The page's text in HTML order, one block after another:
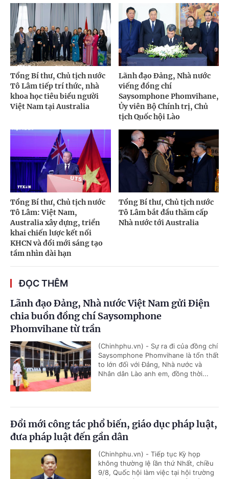
Tổng Bí thư, Chủ tịch nước
Tô Lâm tiếp trí thức, nhà
khoa học tiêu biểu người
Việt Nam tại Australia
Lãnh đạo Đảng, Nhà nước
viếng đồng chí
Saysomphone Phomvihane,
Ủy viên Bộ Chính trị, Chủ
tịch Quốc hội Lào
Tổng Bí thư, Chủ tịch nước
Tô Lâm: Việt Nam,
Australia xây dựng, triển
khai chiến lược kết nối
KHCN và đổi mới sáng tạo
tầm nhìn dài hạn
Tổng Bí thư, Chủ tịch nước
Tô Lâm bắt đầu thăm cấp
Nhà nước tới Australia
ĐỌC THÊM
Lãnh đạo Đảng, Nhà nước Việt Nam gửi Điện
chia buồn đồng chí Saysomphone
Phomvihane từ trần
(Chinhphu.vn) - Sự ra đi của đồng chí
Saysomphone Phomvihane là tổn thất
to lớn đối với Đảng, Nhà nước và
Nhân dân Lào anh em, đồng thời...
Đổi mới công tác phổ biến, giáo dục pháp luật,
đưa pháp luật đến gần dân
(Chinhphu.vn) - Tiếp tục Kỳ họp
không thường lệ lần thứ Nhất, chiều
9/8, Quốc hội làm việc tại hội trường